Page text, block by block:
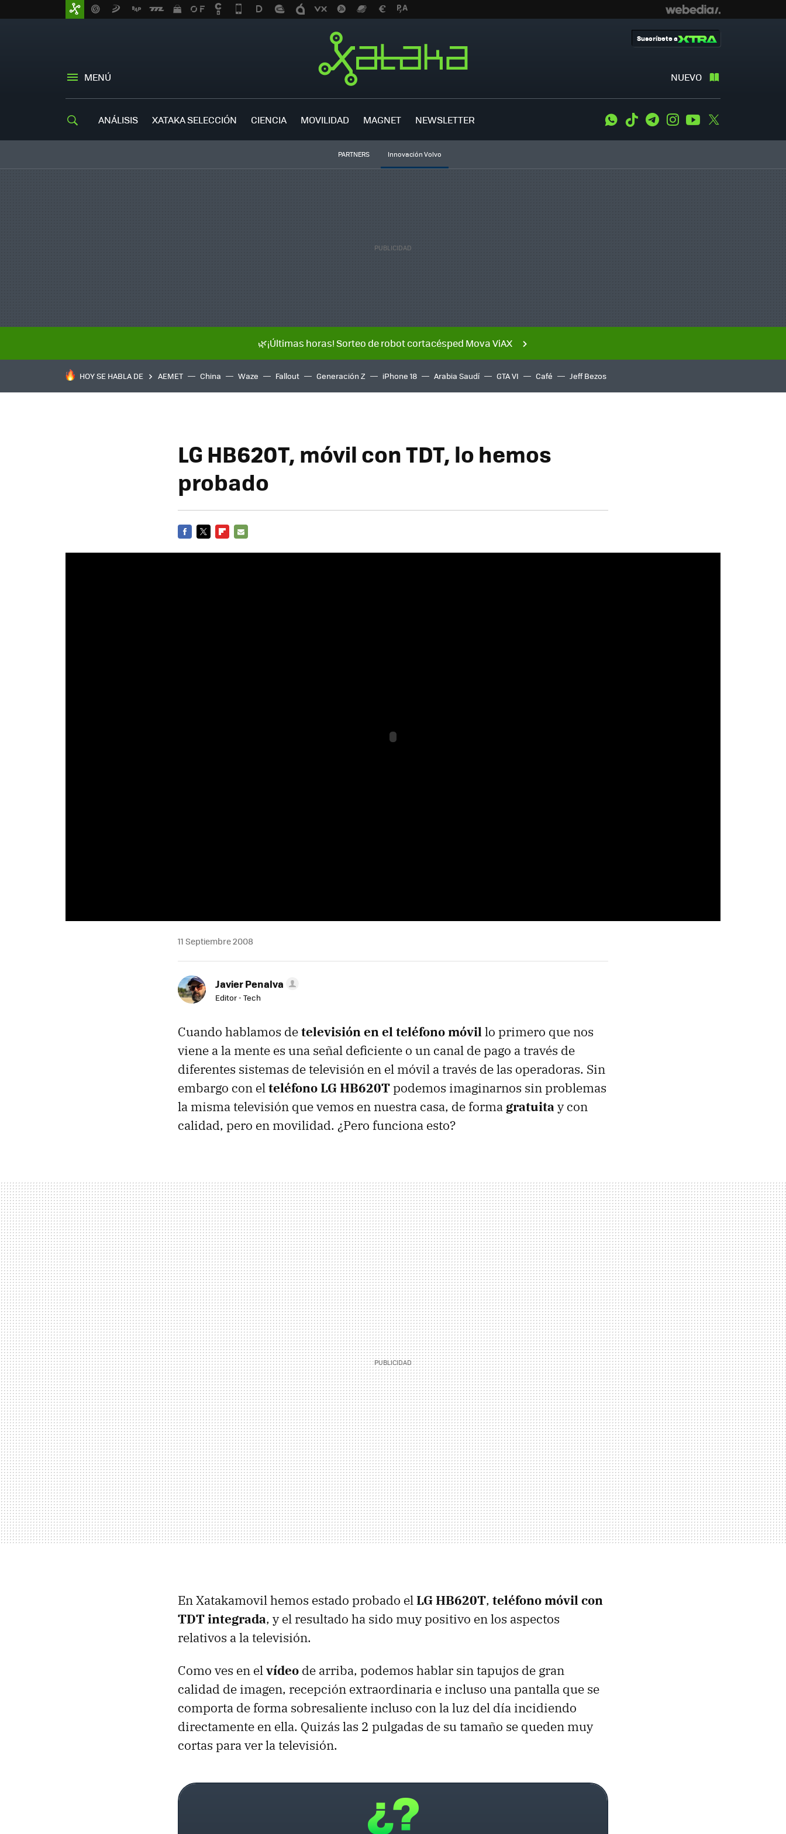
MENÚ NUEVO
Suscríbete a
ANÁLISIS XATAKA SELECCIÓN CIENCIA MOVILIDAD MAGNET NEWSLETTER WhatsApp
Tiktok TelegramInstagramYoutube
PARTNERS Innovación Volvo
🌿¡Últimas horas! Sorteo de robot cortacésped Mova ViAX
HOY SE HABLA DE AEMET China Waze Fallout Generación Z iPhone 18 Arabia Saudí GTA VI Café Jeff Bezos
LG HB620T, móvil con TDT, lo hemos
probado
11 Septiembre 2008
Javier Penalva
Editor - Tech
Cuando hablamos detelevisión en el teléfono móvillo primero que nos
viene a la mente es una señal deficiente o un canal de pago a través de
diferentes sistemas de televisión en el móvil a través de las operadoras. Sin
embargo con elteléfono LG HB620Tpodemos imaginarnos sin problemas
la misma televisión que vemos en nuestra casa, de forma gratuita y con
calidad, pero en movilidad. ¿Pero funciona esto?
En Xatakamovil hemos estado probado elLG HB620T, teléfono móvil con
TDTintegrada, y el resultado ha sido muy positivo en los aspectos
relativos a la televisión.
Como ves en elvídeo de arriba, podemos hablar sin tapujos de gran
calidad de imagen, recepción extraordinaria e incluso una pantalla que se
comporta de forma sobresaliente incluso con la luz del día incidiendo
directamente en ella. Quizás las 2 pulgadas de su tamaño se queden muy
cortas para ver la televisión.